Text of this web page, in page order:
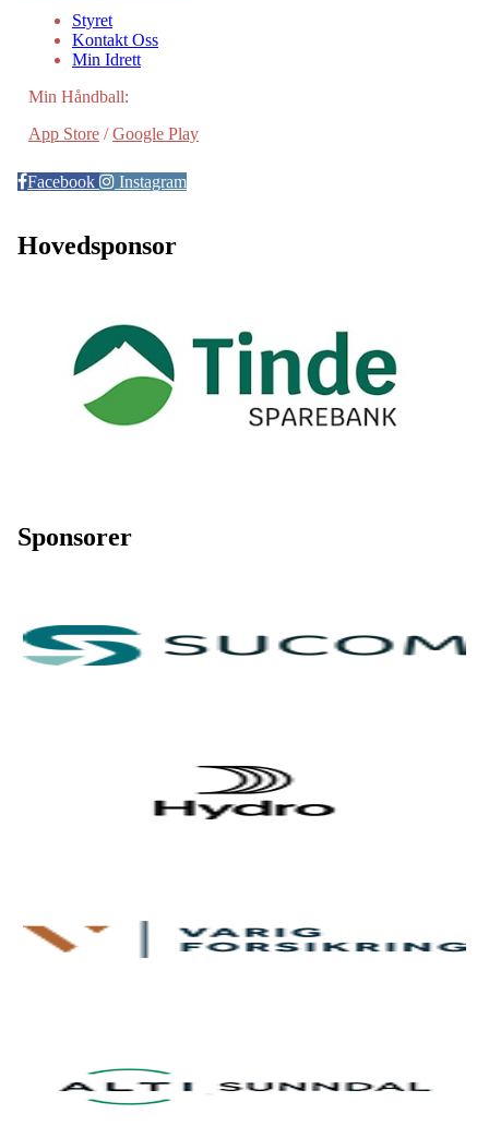
Styret
Kontakt Oss
Min Idrett
Min Håndball:
App Store /Google Play
Facebook Instagram
Hovedsponsor
Sponsorer